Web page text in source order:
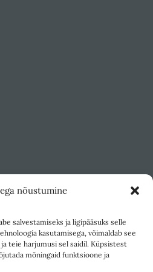
nõustumine
salvestamiseks ja ligipääsuks selle
kasutamisega, võimaldab see
teie harjumusi sel saidil. Küpsistest
mõningaid funktsioone ja